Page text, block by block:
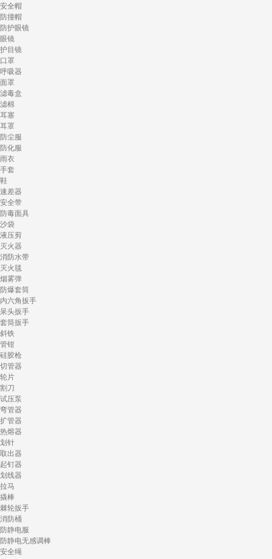
安全帽
防撞帽
防护眼镜
眼镜
护目镜
口罩
呼吸器
面罩
滤毒盒
滤棉
耳塞
耳罩
防尘服
防化服
雨衣
手套
鞋
速差器
安全带
防毒面具
沙袋
液压剪
灭火器
消防水带
灭火毯
烟雾弹
防爆套筒
内六角扳手
呆头扳手
套筒扳手
斜铁
管钳
硅胶枪
切管器
轮片
割刀
试压泵
弯管器
扩管器
热熔器
划针
取出器
起钉器
划线器
拉马
撬棒
棘轮扳手
消防桶
防静电服
防静电无感调棒
安全绳